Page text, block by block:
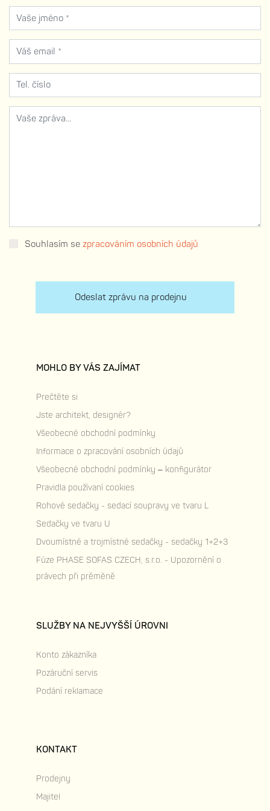
Souhlasím sezpracováním osobních údajů
Odeslat zprávu na prodejnu
MOHLO BY VÁS ZAJÍMAT
Prečtěte si
Jste architekt, designér?
Všeobecné obchodní podmínky
Informace o zpracování osobních údajů
Všeobecné obchodní podmínky – konfigurátor
Pravidla používaní cookies
Rohové sedačky - sedací soupravy ve tvaru L
Sedačky ve tvaru U
Dvoumístné a trojmístné sedačky - sedačky 1+2+3
Fúze PHASE SOFAS CZECH, s.r.o. - Upozornění o
právech při prěměně
SLUŽBY NA NEJVYŠŠÍ ÚROVNI
Konto zákazníka
Pozáruční servis
Podání reklamace
KONTAKT
Prodejny
Majitel